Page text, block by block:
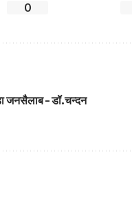
0
जनसैलाब – डॉ.चन्दन